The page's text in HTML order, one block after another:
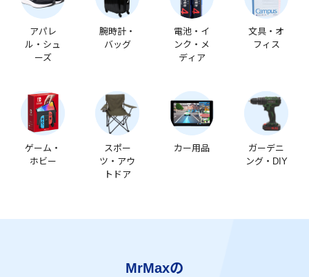
アパレ
ル・シュ
ーズ
腕時計・
バッグ
電池・イ
ンク・メ
ディア
文具・オ
フィス
ゲーム・
ホビー
スポー
ツ・アウ
トドア
カー用品
ガーデニ
ング・DIY
MrMaxの